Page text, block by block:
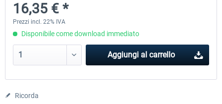
45,70 € *
16,35 € *
Prezzi incl. 22% IVA
Disponibile come download immediato
Aggiungi al carrello
Ricorda